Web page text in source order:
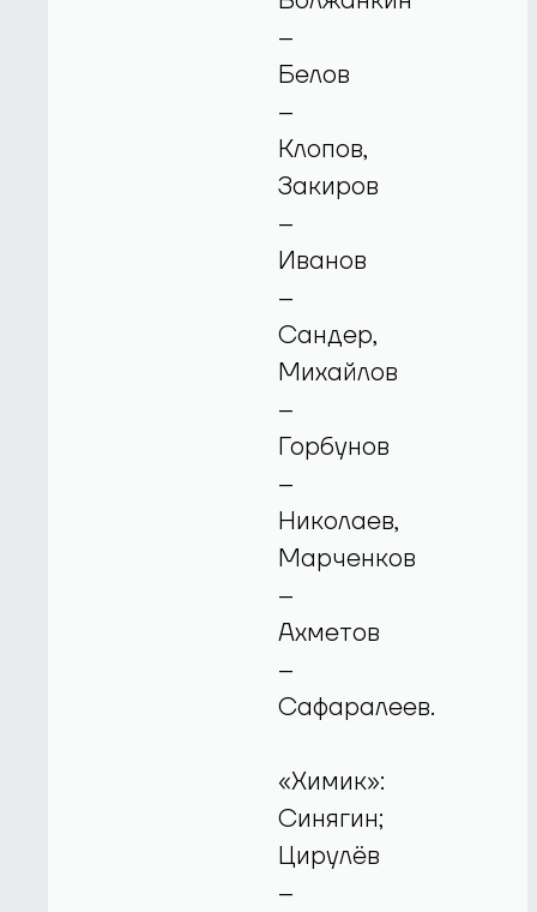
–
Белов
–
Клопов,
Закиров
–
Иванов
–
Сандер,
Михайлов
–
Горбунов
–
Николаев,
Марченков
–
Ахметов
–
Сафаралеев.
«Химик»:
Синягин;
Цирулёв
–